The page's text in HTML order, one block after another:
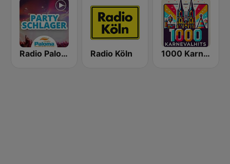
Radio Paloma Partyschlager Radio Köln 1000 Karneval Hits